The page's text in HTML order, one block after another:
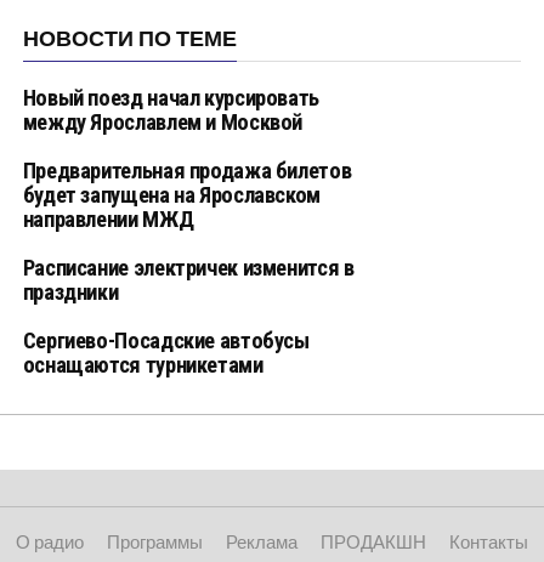
НОВОСТИ ПО ТЕМЕ
Новый поезд начал курсировать
между Ярославлем и Москвой
Предварительная продажа билетов
будет запущена на Ярославском
направлении МЖД
Расписание электричек изменится в
праздники
Сергиево-Посадские автобусы
оснащаются турникетами
О радио Программы Реклама ПРОДАКШН
Контакты